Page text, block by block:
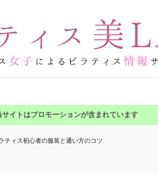
サイトはプロモーションが含まれています
ティス初心者の服装と通い方のコツ